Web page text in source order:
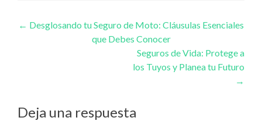
Navegación de entradas
← Desglosando tu Seguro de Moto: Cláusulas Esenciales
que Debes Conocer
Seguros de Vida: Protege a
los Tuyos y Planea tu Futuro
→
Deja una respuesta